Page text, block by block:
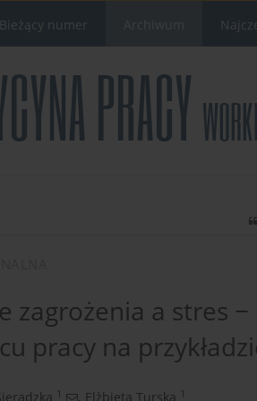
Bieżący numer
zagrożenia a stres
pracy na
1 , Elżbieta Turska 1